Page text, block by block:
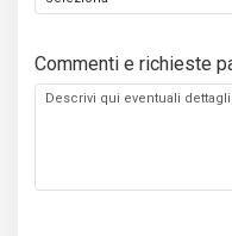
Commenti e richieste